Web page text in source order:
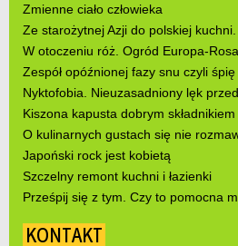
Zmienne ciało człowieka
Ze starożytnej Azji do polskiej
W otoczeniu róż. Ogród Europa-
Zespół opóźnionej fazy snu czyli
Nyktofobia. Nieuzasadniony lęk
Kiszona kapusta dobrym
O kulinarnych gustach się nie
Japoński rock jest kobietą
Szczelny remont kuchni i łazienki
Prześpij się z tym. Czy to pomocna
KONTAKT